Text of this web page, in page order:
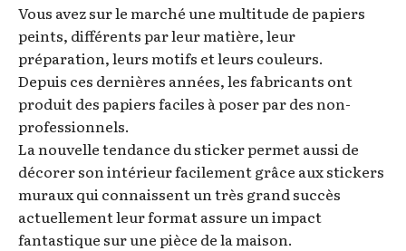
Vous avez sur le marché une multitude de papiers
peints, différents par leur matière, leur
préparation, leurs motifs et leurs couleurs.
Depuis ces dernières années, les fabricants ont
produit des papiers faciles à poser par des non-
professionnels.
La nouvelle tendance du sticker permet aussi de
décorer son intérieur facilement grâce aux stickers
muraux qui connaissent un très grand succès
actuellement leur format assure un impact
fantastique sur une pièce de la maison.